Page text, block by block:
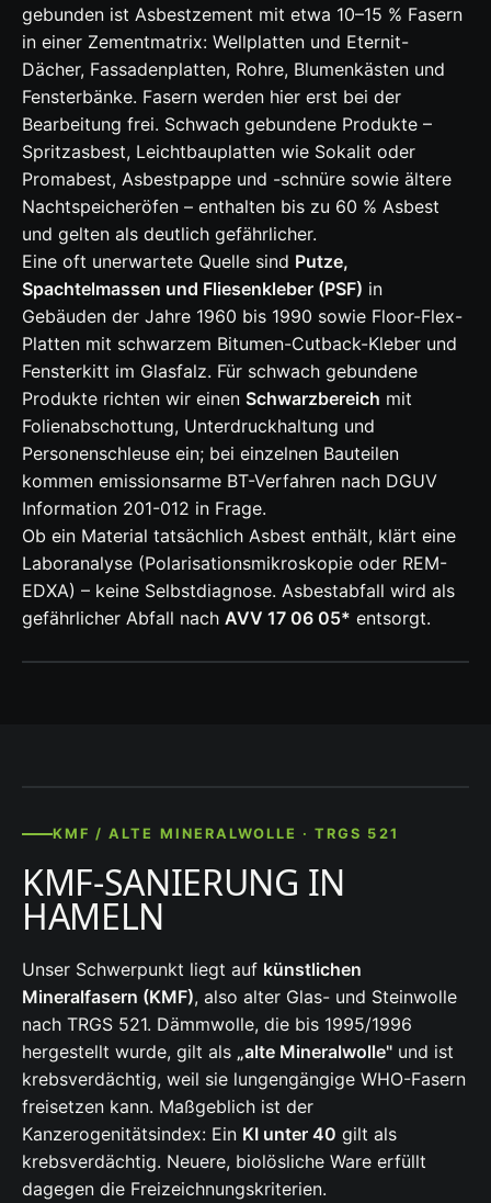
gebunden ist Asbestzement mit etwa 10–15 % Fasern
in einer Zementmatrix: Wellplatten und Eternit-
Dächer, Fassadenplatten, Rohre, Blumenkästen und
Fensterbänke. Fasern werden hier erst bei der
Bearbeitung frei. Schwach gebundene Produkte –
Spritzasbest, Leichtbauplatten wie Sokalit oder
Promabest, Asbestpappe und -schnüre sowie ältere
Nachtspeicheröfen – enthalten bis zu 60 % Asbest
und gelten als deutlich gefährlicher.
Eine oft unerwartete Quelle sind Putze,
Spachtelmassen und Fliesenkleber (PSF) in
Gebäuden der Jahre 1960 bis 1990 sowie Floor-Flex-
Platten mit schwarzem Bitumen-Cutback-Kleber und
Fensterkitt im Glasfalz. Für schwach gebundene
Produkte richten wir einen Schwarzbereich mit
Folienabschottung, Unterdruckhaltung und
Personenschleuse ein; bei einzelnen Bauteilen
kommen emissionsarme BT-Verfahren nach DGUV
Information 201-012 in Frage.
Ob ein Material tatsächlich Asbest enthält, klärt eine
Laboranalyse (Polarisationsmikroskopie oder REM-
EDXA) – keine Selbstdiagnose. Asbestabfall wird als
gefährlicher Abfall nach AVV 17 06 05* entsorgt.
KMF / ALTE MINERALWOLLE · TRGS 521
KMF-SANIERUNG IN
HAMELN
Unser Schwerpunkt liegt auf künstlichen
Mineralfasern (KMF), also alter Glas- und Steinwolle
nach TRGS 521. Dämmwolle, die bis 1995/1996
hergestellt wurde, gilt als „alte Mineralwolle" und ist
krebsverdächtig, weil sie lungengängige WHO-Fasern
freisetzen kann. Maßgeblich ist der
Kanzerogenitätsindex: Ein KI unter 40 gilt als
krebsverdächtig. Neuere, biolösliche Ware erfüllt
dagegen die Freizeichnungskriterien.